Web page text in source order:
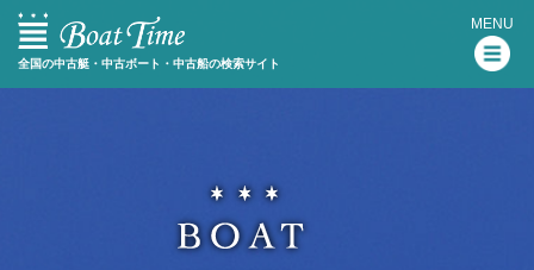
全国の中古艇・中古ボート・中古船の検索サイト
MENU